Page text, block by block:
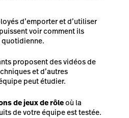
d’emporter et d’utiliser
voir comment ils
quotidienne.
proposent des vidéos de
et d’autres
peut étudier.
de jeux de rôleoù la
de votre équipe est testée.